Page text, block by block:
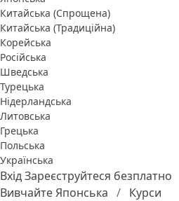
Китайська (Спрощена)
Китайська (Традиційна)
Корейська
Російська
Шведська
Турецька
Нідерландська
Литовська
Грецька
Польська
Українська
ВхідЗареєструйтеся безплатно
Вивчайте Японська
Курси